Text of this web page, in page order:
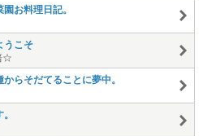
お料理日記。
うこそ
☆
らそだてることに夢中。